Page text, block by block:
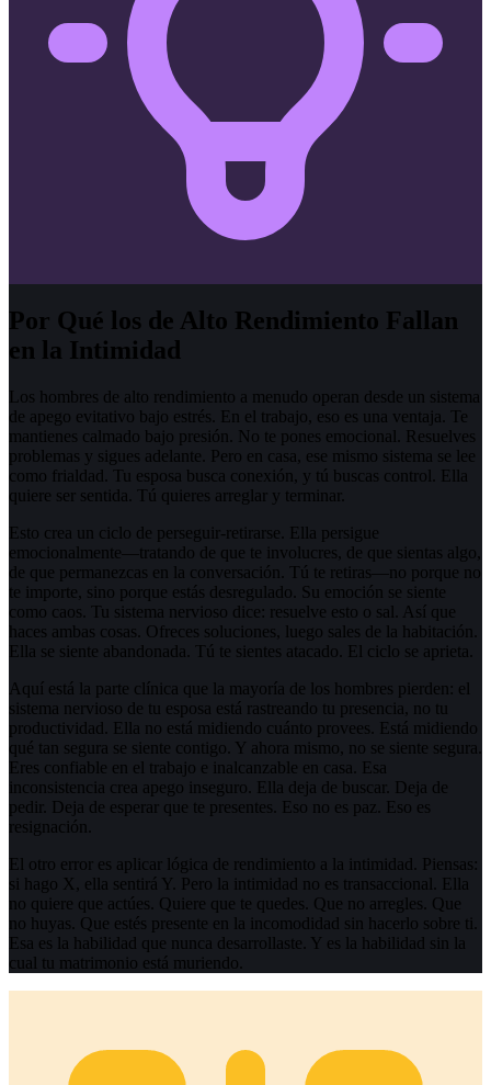
Por Qué los de Alto Rendimiento Fallan
en la Intimidad
Los hombres de alto rendimiento a menudo operan desde un sistema
de apego evitativo bajo estrés. En el trabajo, eso es una ventaja. Te
mantienes calmado bajo presión. No te pones emocional. Resuelves
problemas y sigues adelante. Pero en casa, ese mismo sistema se lee
como frialdad. Tu esposa busca conexión, y tú buscas control. Ella
quiere ser sentida. Tú quieres arreglar y terminar.
Esto crea un ciclo de perseguir-retirarse. Ella persigue
emocionalmente—tratando de que te involucres, de que sientas algo,
de que permanezcas en la conversación. Tú te retiras—no porque no
te importe, sino porque estás desregulado. Su emoción se siente
como caos. Tu sistema nervioso dice: resuelve esto o sal. Así que
haces ambas cosas. Ofreces soluciones, luego sales de la habitación.
Ella se siente abandonada. Tú te sientes atacado. El ciclo se aprieta.
Aquí está la parte clínica que la mayoría de los hombres pierden: el
sistema nervioso de tu esposa está rastreando tu presencia, no tu
productividad. Ella no está midiendo cuánto provees. Está midiendo
qué tan segura se siente contigo. Y ahora mismo, no se siente segura.
Eres confiable en el trabajo e inalcanzable en casa. Esa
inconsistencia crea apego inseguro. Ella deja de buscar. Deja de
pedir. Deja de esperar que te presentes. Eso no es paz. Eso es
resignación.
El otro error es aplicar lógica de rendimiento a la intimidad. Piensas:
si hago X, ella sentirá Y. Pero la intimidad no es transaccional. Ella
no quiere que actúes. Quiere que te quedes. Que no arregles. Que
no huyas. Que estés presente en la incomodidad sin hacerlo sobre ti.
Esa es la habilidad que nunca desarrollaste. Y es la habilidad sin la
cual tu matrimonio está muriendo.